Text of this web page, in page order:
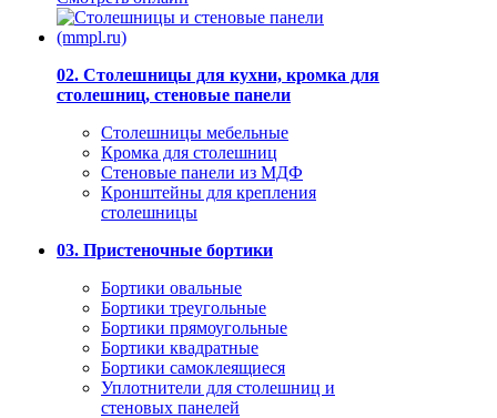
02. Столешницы для кухни, кромка для
столешниц, стеновые панели
Столешницы мебельные
Кромка для столешниц
Стеновые панели из МДФ
Кронштейны для крепления
столешницы
03. Пристеночные бортики
Бортики овальные
Бортики треугольные
Бортики прямоугольные
Бортики квадратные
Бортики самоклеящиеся
Уплотнители для столешниц и
стеновых панелей